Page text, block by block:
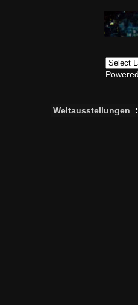
Weltausstellungen